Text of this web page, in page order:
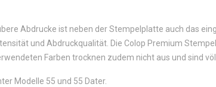
Abdrucke ist neben der Stempelplatte auch das
und Abdruckqualität. Die Colop Premium
Farben trocknen zudem nicht aus und sind
Modelle 55 und 55 Dater.